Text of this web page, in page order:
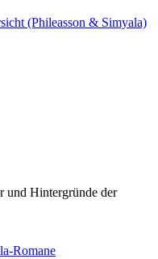
(Phileasson & Simyala)
und Hintergründe der
Romane